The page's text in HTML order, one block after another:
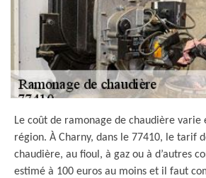
Le coût de ramonage de chaudière
région. À Charny, dans le 77410, le tarif
chaudière, au fioul, à gaz ou à d’autres
estimé à 100 euros au moins et il faut